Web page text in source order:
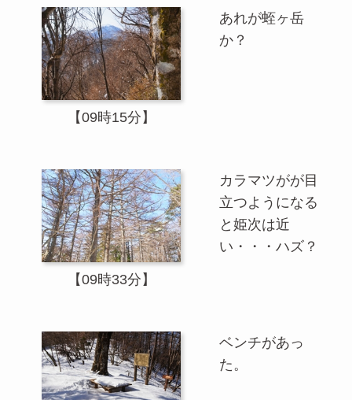
【09時15分】
あれが蛭ヶ岳
か？
【09時33分】
カラマツがが目
立つようになる
と姫次は近
い・・・ハズ？
ベンチがあっ
た。